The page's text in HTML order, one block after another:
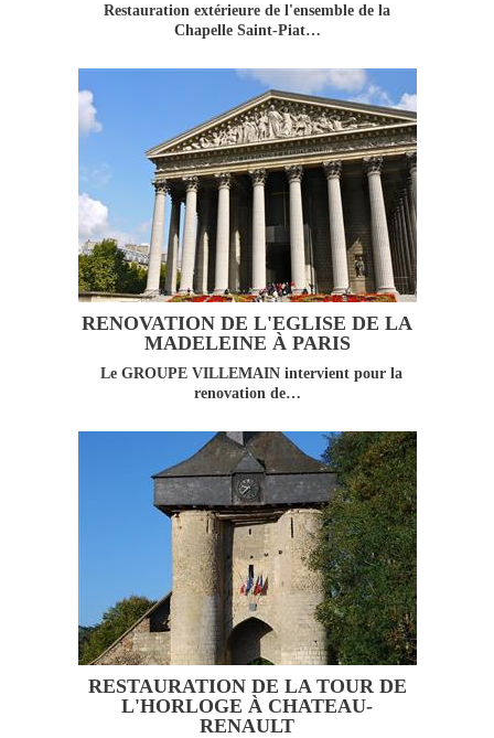
Restauration extérieure de l'ensemble de la
Chapelle Saint-Piat…
RENOVATION DE L'EGLISE DE LA
MADELEINE À PARIS
Le GROUPE VILLEMAIN intervient pour la
renovation de…
RESTAURATION DE LA TOUR DE
L'HORLOGE À CHATEAU-
RENAULT